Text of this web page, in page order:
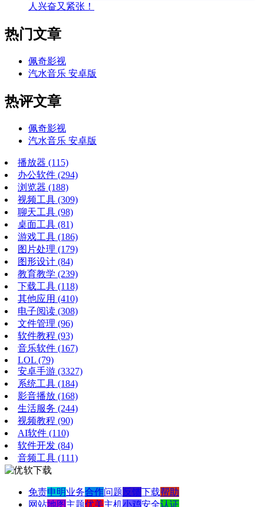
人兴奋又紧张！
热门文章
佩奇影视
汽水音乐 安卓版
热评文章
佩奇影视
汽水音乐 安卓版
播放器 (115)
办公软件 (294)
浏览器 (188)
视频工具 (309)
聊天工具 (98)
桌面工具 (81)
游戏工具 (186)
图片处理 (179)
图形设计 (84)
教育教学 (239)
下载工具 (118)
其他应用 (410)
电子阅读 (308)
文件管理 (96)
软件教程 (93)
音乐软件 (167)
LOL (79)
安卓手游 (3327)
系统工具 (184)
影音播放 (168)
生活服务 (244)
视频教程 (90)
AI软件 (110)
软件开发 (84)
音频工具 (111)
免责申明业务合作问题反馈下载帮助
网站地图 主题优美主机小鸡安全认证